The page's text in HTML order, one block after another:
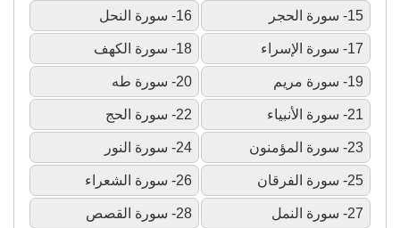
15- سورة الحجر 16- سورة النحل
17- سورة الإسراء 18- سورة الكهف
19- سورة مريم 20- سورة طه
21- سورة الأنبياء 22- سورة الحج
23- سورة المؤمنون 24- سورة النور
25- سورة الفرقان 26- سورة الشعراء
27- سورة النمل 28- سورة القصص